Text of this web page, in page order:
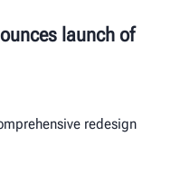
launch of
redesign